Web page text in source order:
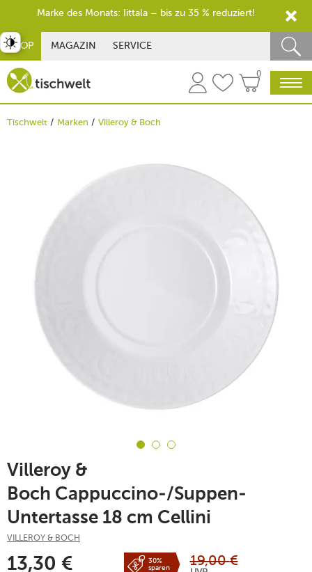
SHOP MAGAZIN SERVICE
0
Tischwelt Marken Villeroy & Boch
Villeroy &
Boch Cappuccino-/Suppen-
Untertasse 18 cm Cellini
VILLEROY & BOCH
13,30 €
30%
sparen
19,00 €
umschalten
Marke des Monats: Iittala – bis zu 35 % reduziert!